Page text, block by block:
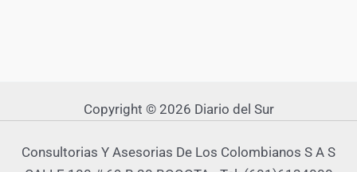
Copyright © 2026 Diario del Sur
Consultorias Y Asesorias De Los Colombianos S A S